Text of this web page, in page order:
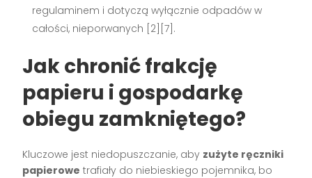
regulaminem i dotyczą wyłącznie odpadów w
całości, nieporwanych [2][7].
Jak chronić frakcję
papieru i gospodarkę
obiegu zamkniętego?
Kluczowe jest niedopuszczanie, aby zużyte ręczniki
papierowe trafiały do niebieskiego pojemnika, bo